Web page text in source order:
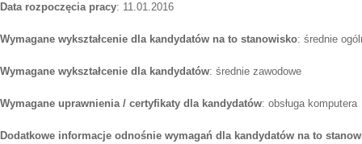
Data rozpoczęcia pracy: 11.01.2016
Wymagane wykształcenie dla kandydatów na to stanowisko: średnie
Wymagane wykształcenie dla kandydatów: średnie zawodowe
Wymagane uprawnienia / certyfikaty dla kandydatów: obsługa komputera
Dodatkowe informacje odnośnie wymagań dla kandydatów na to